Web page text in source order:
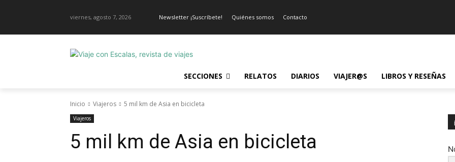
viernes, agosto 7, 2026 Newsletter ¡Suscríbete! Quiénes somos Contacto
SECCIONES RELATOS DIARIOS VIAJER@S LIBROS Y RESEÑAS
Inicio Viajeros 5 mil km de Asia en bicicleta
Viajeros
5 mil km de Asia en bicicleta